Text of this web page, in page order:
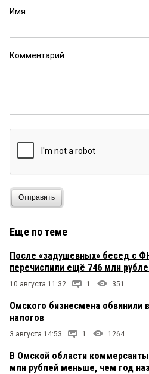
Имя
Комментарий
Отправить
Еще по теме
После «задушевных» бесед с
перечислили ещё 746 млн
10 августа 11:32 1 351
Омского бизнесмена обвинили
налогов
3 августа 14:53 1 1264
В Омской области коммерсанты
млн рублей меньше, чем год